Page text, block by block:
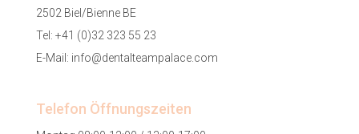
2502 Biel/Bienne BE
Tel: +41 (0)32 323 55 23
E-Mail: info@dentalteampalace.com
Telefon Öffnungszeiten